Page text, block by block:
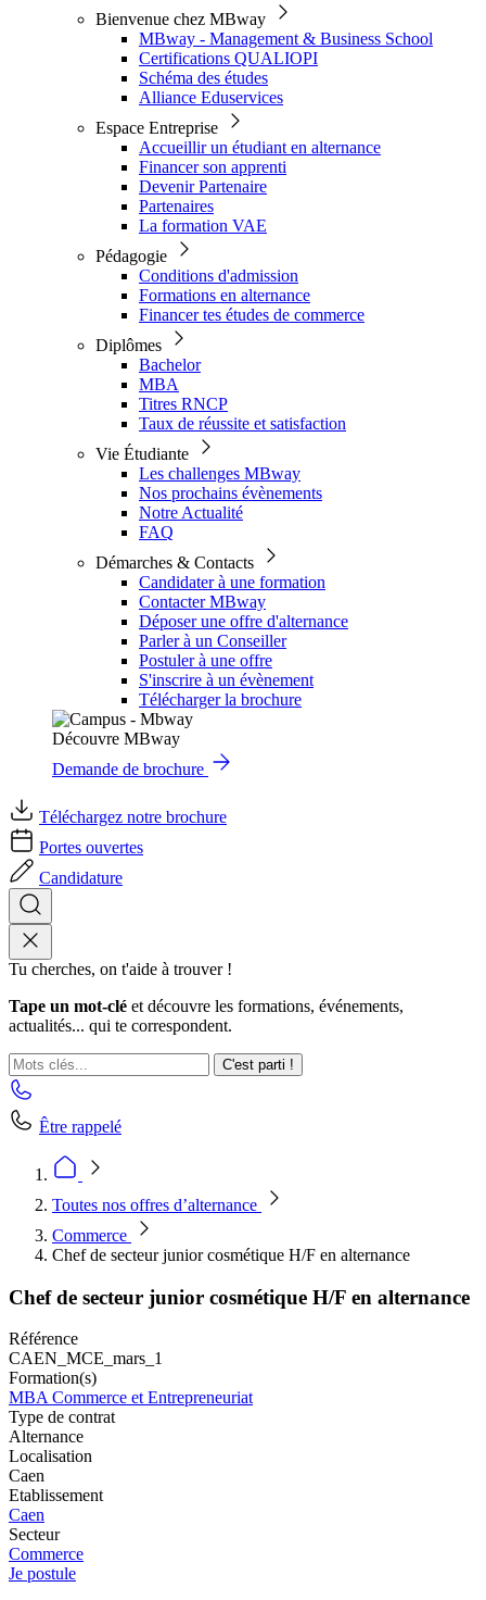
Bienvenue chez MBway
MBway - Management & Business School
Certifications QUALIOPI
Schéma des études
Alliance Eduservices
Espace Entreprise
Accueillir un étudiant en alternance
Financer son apprenti
Devenir Partenaire
Partenaires
La formation VAE
Pédagogie
Conditions d'admission
Formations en alternance
Financer tes études de commerce
Diplômes
Bachelor
MBA
Titres RNCP
Taux de réussite et satisfaction
Vie Étudiante
Les challenges MBway
Nos prochains évènements
Notre Actualité
FAQ
Démarches & Contacts
Candidater à une formation
Contacter MBway
Déposer une offre d'alternance
Parler à un Conseiller
Postuler à une offre
S'inscrire à un évènement
Télécharger la brochure
Découvre MBway
Demande de brochure
Téléchargez notre brochure
Portes ouvertes
Candidature
Tu cherches, on t'aide à trouver !
Tape un mot-clé et découvre les formations, événements,
actualités... qui te correspondent.
C'est parti !
Être rappelé
Toutes nos offres d’alternance
Commerce
Chef de secteur junior cosmétique H/F en alternance
Chef de secteur junior cosmétique H/F en alternance
Référence
CAEN_MCE_mars_1
Formation(s)
MBA Commerce et Entrepreneuriat
Type de contrat
Alternance
Localisation
Caen
Etablissement
Caen
Secteur
Commerce
Je postule